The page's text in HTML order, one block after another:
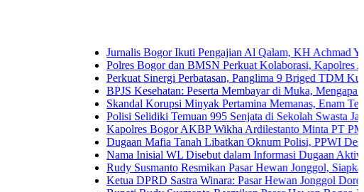
Jurnalis Bogor Ikuti Pengajian Al Qalam, KH Achmad Yaudin
Polres Bogor dan BMSN Perkuat Kolaborasi, Kapolres Ajak
Perkuat Sinergi Perbatasan, Panglima 9 Briged TDM Kunjungi
BPJS Kesehatan: Peserta Membayar di Muka, Mengapa Masih
Skandal Korupsi Minyak Pertamina Memanas, Enam Tersangka
Polisi Selidiki Temuan 995 Senjata di Sekolah Swasta Jakarta
Kapolres Bogor AKBP Wikha Ardilestanto Minta PT PMC
Dugaan Mafia Tanah Libatkan Oknum Polisi, PPWI Desak
Nama Inisial WL Disebut dalam Informasi Dugaan Aktivitas di
Rudy Susmanto Resmikan Pasar Hewan Jonggol, Siapkan
Ketua DPRD Sastra Winara: Pasar Hewan Jonggol Dorong